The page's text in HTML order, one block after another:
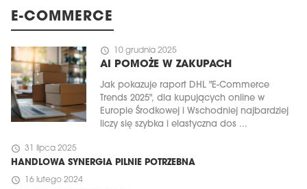
E-COMMERCE
schedule 10 grudnia 2025
AI POMOŻE W ZAKUPACH
Jak pokazuje raport DHL "E-Commerce
Trends 2025", dla kupujących online w
Europie Środkowej i Wschodniej najbardziej
liczy się szybka i elastyczna dos ...
schedule 31 lipca 2025
HANDLOWA SYNERGIA PILNIE POTRZEBNA
schedule 16 lutego 2024